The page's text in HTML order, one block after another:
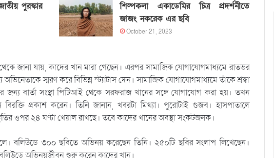
পুরস্কার
শিল্পকলা একাডেমির চিত্র প্রদর্শনীতে
জাজং নকরেক এর ছবি
October 21, 2023
জানা যায়, কাদের খান মারা গেছেন। এরপর সামাজিক যোগাযোগমাধ্যমে রাতভর
স্মরণ করে বিভিন্ন স্ট্যাটাস দেন। সামাজিক যোগাযোগমাধ্যমে তাঁকে শ্রদ্ধা
জন্য বার্তা সংস্থা পিটিআই থেকে সরফরাজ খানের সঙ্গে যোগাযোগ করা হয়। তখন
প্রকাশ করেন। তিনি জানান, খবরটা মিথ্যা। পুরোটাই গুজব। হাসপাতালে
ওপর ২৪ ঘণ্টা খেয়াল রাখছে। তবে কাদের খানের অবস্থা সংকটজনক।
বলিউডে ৩০০ ছবিতে অভিনয় করেছেন তিনি। ২৫০টি ছবির সংলাপ লিখেছেন।
বলিউডে অভিনয়জীবন শুরু করেন কাদের খান।